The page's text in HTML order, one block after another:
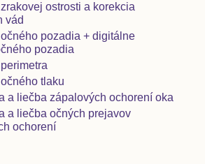
ostrosti a korekcia
vád
pozadia + digitálne
pozadia
tlaku
a liečba zápalových ochorení oka
a liečba očných prejavov
ochorení